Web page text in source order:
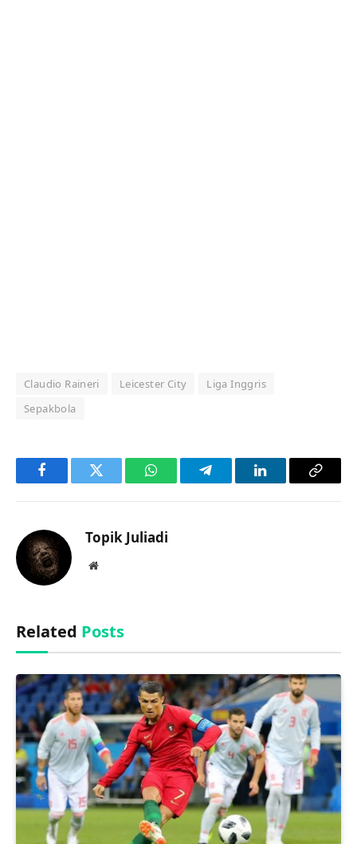
Claudio Raineri Leicester City
Liga Inggris
Sepakbola
FacebookTwitter WhatsAppTelegramLinkedInCopy
Topik Juliadi
Website
Related Posts